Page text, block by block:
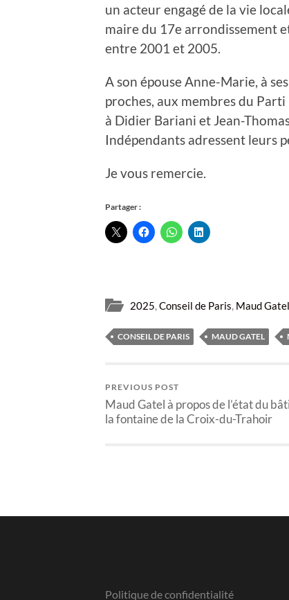
un acteur engagé de la vie
maire du 17e arrondissement
entre 2001 et 2005.
A son épouse Anne-Marie, à
proches, aux membres du
à Didier Bariani et Jean-
Indépendants adressent leurs
Je vous remercie.
Partager :
2025,Conseil de Paris, Maud Gatel
CONSEIL DE PARIS MAUD GATEL
PREVIOUS POST
Maud Gatel à propos de l’état du
la fontaine de la Croix-du-Trahoir
Politique de confidentialité